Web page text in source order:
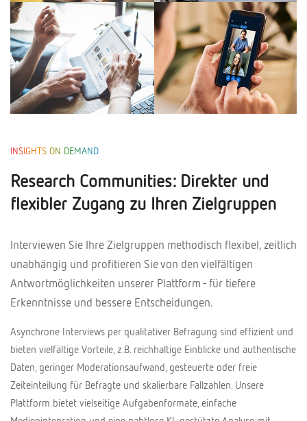
INSIGHTS ON DEMAND
Research Communities: Direkter und
flexibler Zugang zu Ihren Zielgruppen
Interviewen Sie Ihre Zielgruppen methodisch flexibel, zeitlich
unabhängig und profitieren Sie von den vielfältigen
Antwortmöglichkeiten unserer Plattform - für tiefere
Erkenntnisse und bessere Entscheidungen.
Asynchrone Interviews per qualitativer Befragung sind effizient und
bieten vielfältige Vorteile, z.B. reichhaltige Einblicke und authentische
Daten, geringer Moderationsaufwand, gesteuerte oder freie
Zeiteinteilung für Befragte und skalierbare Fallzahlen. Unsere
Plattform bietet vielseitige Aufgabenformate, einfache